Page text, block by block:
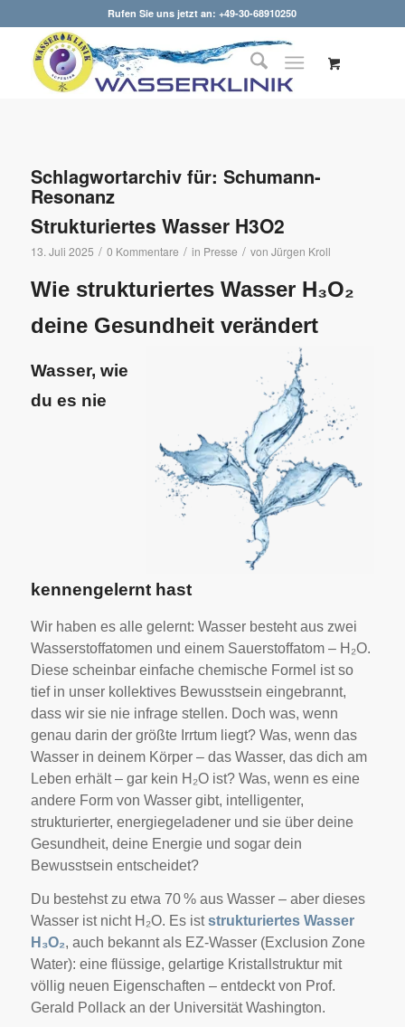
Rufen Sie uns jetzt an: +49-30-68910250
Schlagwortarchiv für: Schumann-
Resonanz
Strukturiertes Wasser H3O2
13. Juli 2025 / 0 Kommentare / in Presse / von Jürgen Kroll
Wie strukturiertes Wasser H₃O₂
deine Gesundheit verändert
Wasser, wie
du es nie
kennengelernt hast
Wir haben es alle gelernt: Wasser besteht aus zwei
Wasserstoffatomen und einem Sauerstoffatom – H₂O.
Diese scheinbar einfache chemische Formel ist so
tief in unser kollektives Bewusstsein eingebrannt,
dass wir sie nie infrage stellen. Doch was, wenn
genau darin der größte Irrtum liegt? Was, wenn das
Wasser in deinem Körper – das Wasser, das dich am
Leben erhält – gar kein H₂O ist? Was, wenn es eine
andere Form von Wasser gibt, intelligenter,
strukturierter, energiegeladener und sie über deine
Gesundheit, deine Energie und sogar dein
Bewusstsein entscheidet?
Du bestehst zu etwa 70 % aus Wasser – aber dieses
Wasser ist nicht H₂O. Es iststrukturiertes Wasser
H₃O₂, auch bekannt als EZ-Wasser (Exclusion Zone
Water): eine flüssige, gelartige Kristallstruktur mit
völlig neuen Eigenschaften – entdeckt von Prof.
Gerald Pollack an der Universität Washington.